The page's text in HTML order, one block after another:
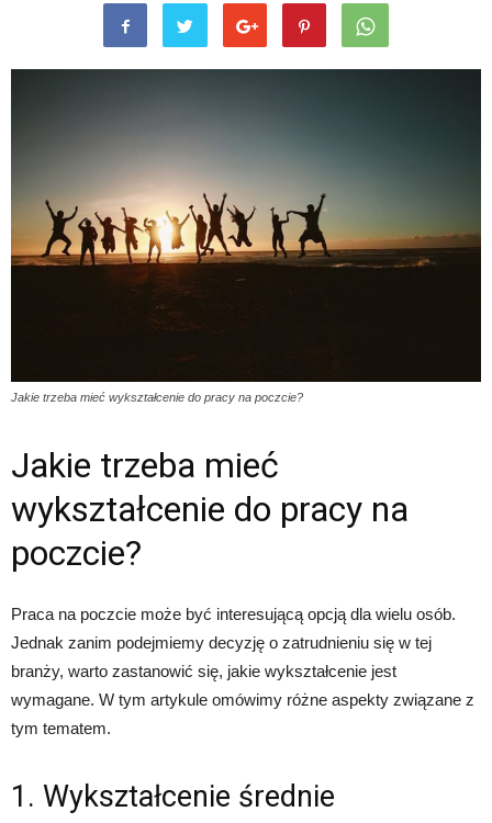
Jakie trzeba mieć wykształcenie do pracy na poczcie?
Jakie trzeba mieć
wykształcenie do pracy na
poczcie?
Praca na poczcie może być interesującą opcją dla wielu osób.
Jednak zanim podejmiemy decyzję o zatrudnieniu się w tej
branży, warto zastanowić się, jakie wykształcenie jest
wymagane. W tym artykule omówimy różne aspekty związane z
tym tematem.
1. Wykształcenie średnie